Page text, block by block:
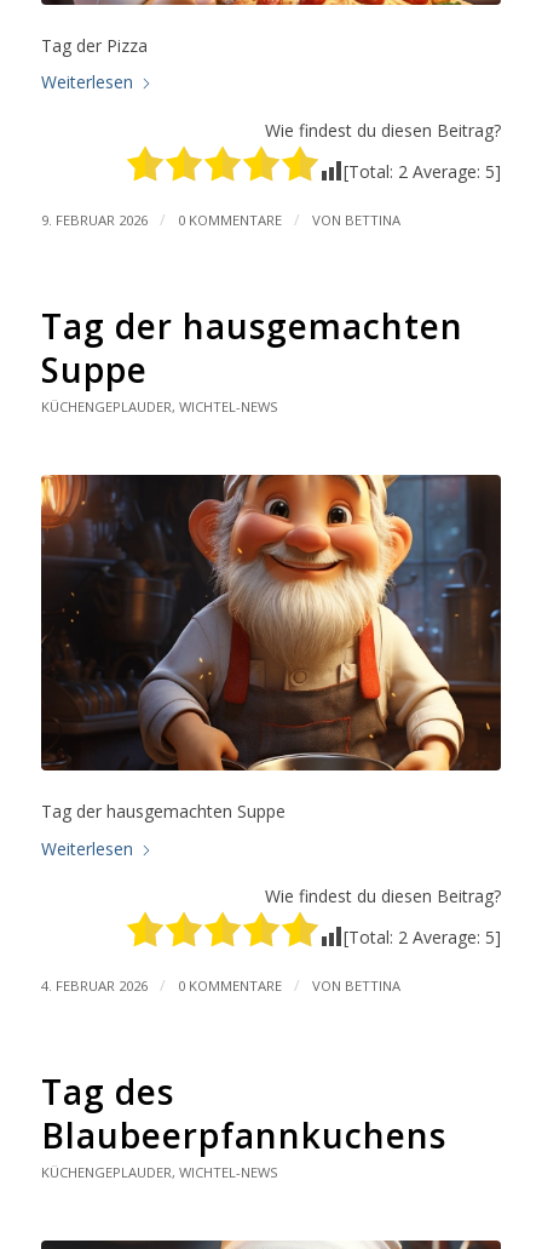
Tag der Pizza
Weiterlesen
Wie findest du diesen Beitrag?
[Total: 2 Average: 5]
9. FEBRUAR 2026 / 0 KOMMENTARE / VON BETTINA
Tag der hausgemachten
Suppe
KÜCHENGEPLAUDER, WICHTEL-NEWS
Tag der hausgemachten Suppe
Weiterlesen
Wie findest du diesen Beitrag?
[Total: 2 Average: 5]
4. FEBRUAR 2026 / 0 KOMMENTARE / VON BETTINA
Tag des
Blaubeerpfannkuchens
KÜCHENGEPLAUDER, WICHTEL-NEWS